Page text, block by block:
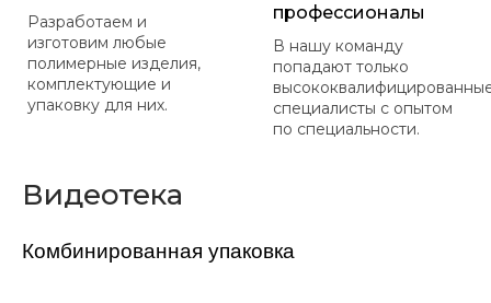
Разработаем и
изготовим любые
полимерные изделия,
комплектующие и
упаковку для них.
профессионалы
В нашу команду
попадают только
специалисты с опытом
по специальности.
Видеотека
Комбинированная упаковка